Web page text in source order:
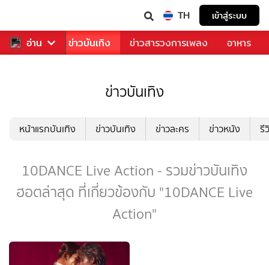
TH เข้าสู่ระบบ
อ่าน
ฬา ข่าว ข่าวบันเทิง ข่าวสารวงการเพลง อาหาร
ข่าวบันเทิง
หน้าแรกบันเทิง ข่าวบันเทิง ข่าวละคร ข่าวหนัง รี
10DANCE Live Action - รวมข่าวบันเทิง
ฮอตล่าสุด ที่เกี่ยวข้องกับ "10DANCE Live
Action"